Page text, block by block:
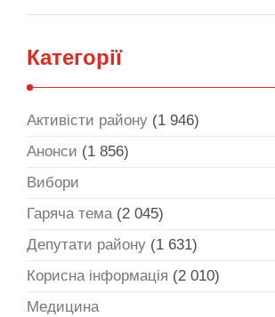
Категорії
Активісти району (1 946)
Анонси (1 856)
Вибори
Гаряча тема(2 045)
Депутати району (1 631)
Корисна інформація (2 010)
Медицина